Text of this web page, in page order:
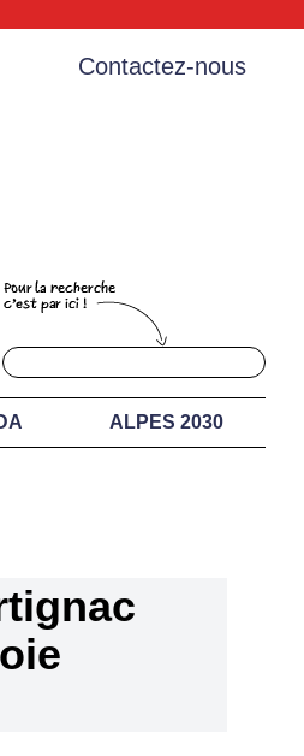
Contactez-nous
ALPES 2030